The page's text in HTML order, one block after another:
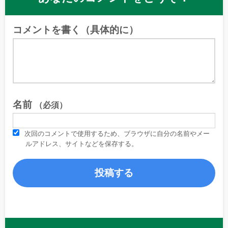
コメントを書く（具体的に）
名前 （必須）
次回のコメントで使用するため、ブラウザに自分の名前やメー
ルアドレス、サイトなどを保存する。